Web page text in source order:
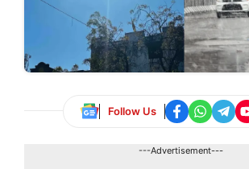
Follow Us
---Advertisement---